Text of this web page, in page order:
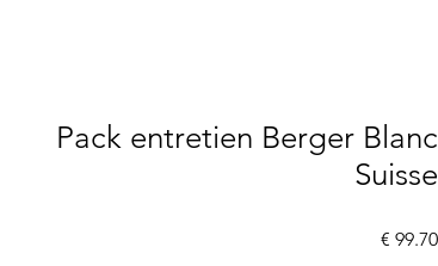
Pack entretien Berger Blanc
Suisse
السعر